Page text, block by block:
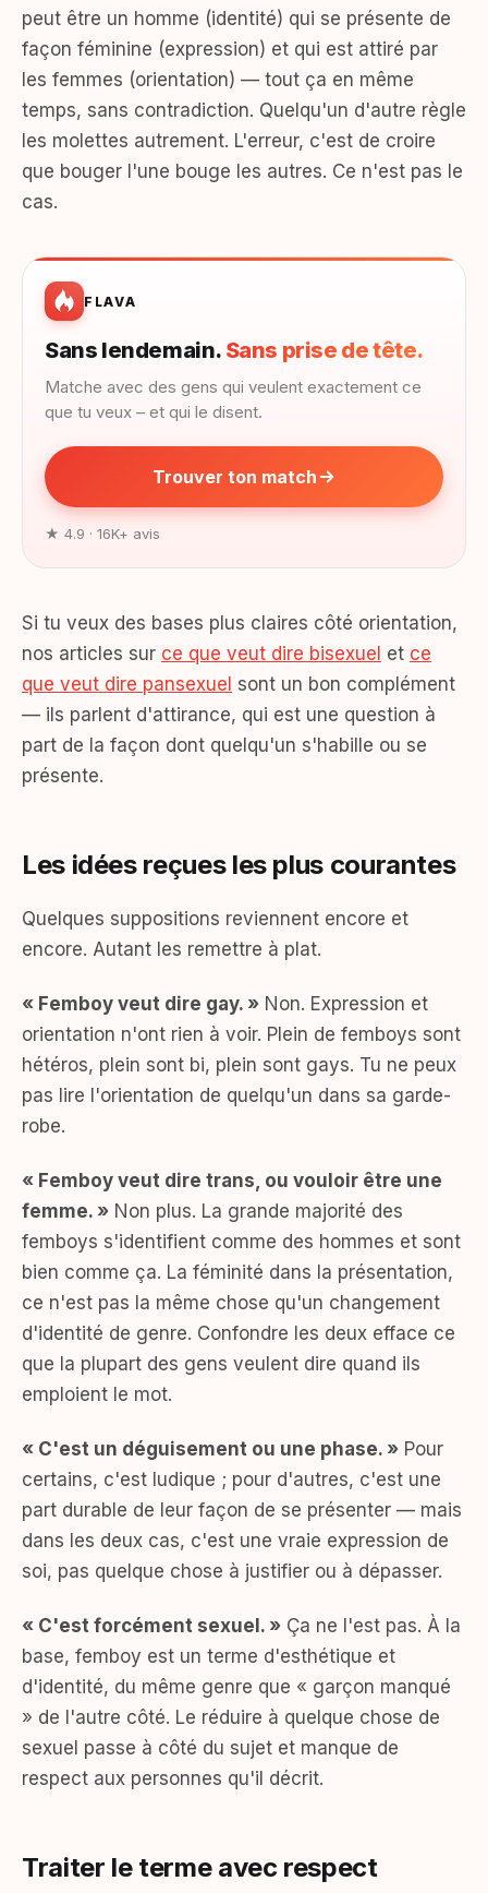
peut être un homme (identité) qui se présente de
façon féminine (expression) et qui est attiré par
les femmes (orientation) — tout ça en même
temps, sans contradiction. Quelqu'un d'autre règle
les molettes autrement. L'erreur, c'est de croire
que bouger l'une bouge les autres. Ce n'est pas le
cas.
FLAVA
Sans lendemain. Sans prise de tête.
Matche avec des gens qui veulent exactement ce
que tu veux – et qui le disent.
Trouver ton match
★ 4.9 · 16K+ avis
Si tu veux des bases plus claires côté orientation,
nos articles sur ce que veut dire bisexuel et ce
que veut dire pansexuel sont un bon complément
— ils parlent d'attirance, qui est une question à
part de la façon dont quelqu'un s'habille ou se
présente.
Les idées reçues les plus courantes
Quelques suppositions reviennent encore et
encore. Autant les remettre à plat.
« Femboy veut dire gay. » Non. Expression et
orientation n'ont rien à voir. Plein de femboys sont
hétéros, plein sont bi, plein sont gays. Tu ne peux
pas lire l'orientation de quelqu'un dans sa garde-
robe.
« Femboy veut dire trans, ou vouloir être une
femme. » Non plus. La grande majorité des
femboys s'identifient comme des hommes et sont
bien comme ça. La féminité dans la présentation,
ce n'est pas la même chose qu'un changement
d'identité de genre. Confondre les deux efface ce
que la plupart des gens veulent dire quand ils
emploient le mot.
« C'est un déguisement ou une phase. » Pour
certains, c'est ludique ; pour d'autres, c'est une
part durable de leur façon de se présenter — mais
dans les deux cas, c'est une vraie expression de
soi, pas quelque chose à justifier ou à dépasser.
« C'est forcément sexuel. » Ça ne l'est pas. À la
base, femboy est un terme d'esthétique et
d'identité, du même genre que « garçon manqué
» de l'autre côté. Le réduire à quelque chose de
sexuel passe à côté du sujet et manque de
respect aux personnes qu'il décrit.
Traiter le terme avec respect